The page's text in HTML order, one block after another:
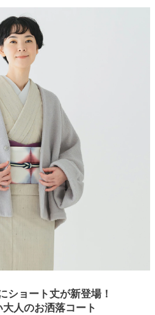
ショート丈が新登場！
人のお洒落コート